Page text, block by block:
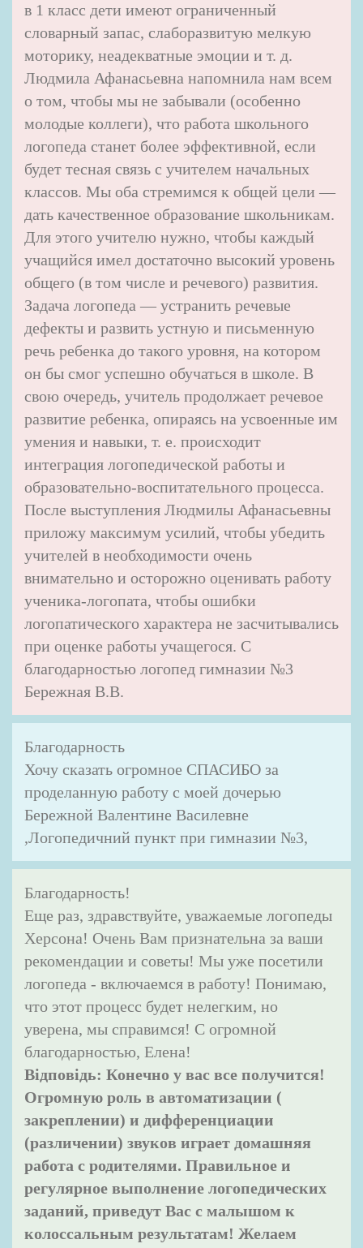
в 1 класс дети имеют ограниченный
словарный запас, слаборазвитую мелкую
моторику, неадекватные эмоции и т. д.
Людмила Афанасьевна напомнила нам всем
о том, чтобы мы не забывали (особенно
молодые коллеги), что работа школьного
логопеда станет более эффективной, если
будет тесная связь с учителем начальных
классов. Мы оба стремимся к общей цели —
дать качественное образование школьникам.
Для этого учителю нужно, чтобы каждый
учащийся имел достаточно высокий уровень
общего (в том числе и речевого) развития.
Задача логопеда — устранить речевые
дефекты и развить устную и письменную
речь ребенка до такого уровня, на котором
он бы смог успешно обучаться в школе. В
свою очередь, учитель продолжает речевое
развитие ребенка, опираясь на усвоенные им
умения и навыки, т. е. происходит
интеграция логопедической работы и
образовательно-воспитательного процесса.
После выступления Людмилы Афанасьевны
приложу максимум усилий, чтобы убедить
учителей в необходимости очень
внимательно и осторожно оценивать работу
ученика-логопата, чтобы ошибки
логопатического характера не засчитывались
при оценке работы учащегося. С
благодарностью логопед гимназии №3
Бережная В.В.
Благодарность
Хочу сказать огромное СПАСИБО за
проделанную работу с моей дочерью
Бережной Валентине Василевне
,Логопедичний пункт при гимназии №3,
Благодарность!
Еще раз, здравствуйте, уважаемые логопеды
Херсона! Очень Вам признательна за ваши
рекомендации и советы! Мы уже посетили
логопеда - включаемся в работу! Понимаю,
что этот процесс будет нелегким, но
уверена, мы справимся! С огромной
благодарностью, Елена!
Відповідь: Конечно у вас все получится!
Огромную роль в автоматизации (
закреплении) и дифференциации
(различении) звуков играет домашняя
работа с родителями. Правильное и
регулярное выполнение логопедических
заданий, приведут Вас с малышом к
колоссальным результатам! Желаем